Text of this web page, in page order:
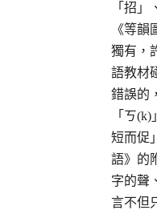
「招
《等
獨有，
語教材
錯誤的
「ㄎ
短而促
語》的
字的聲
言不但